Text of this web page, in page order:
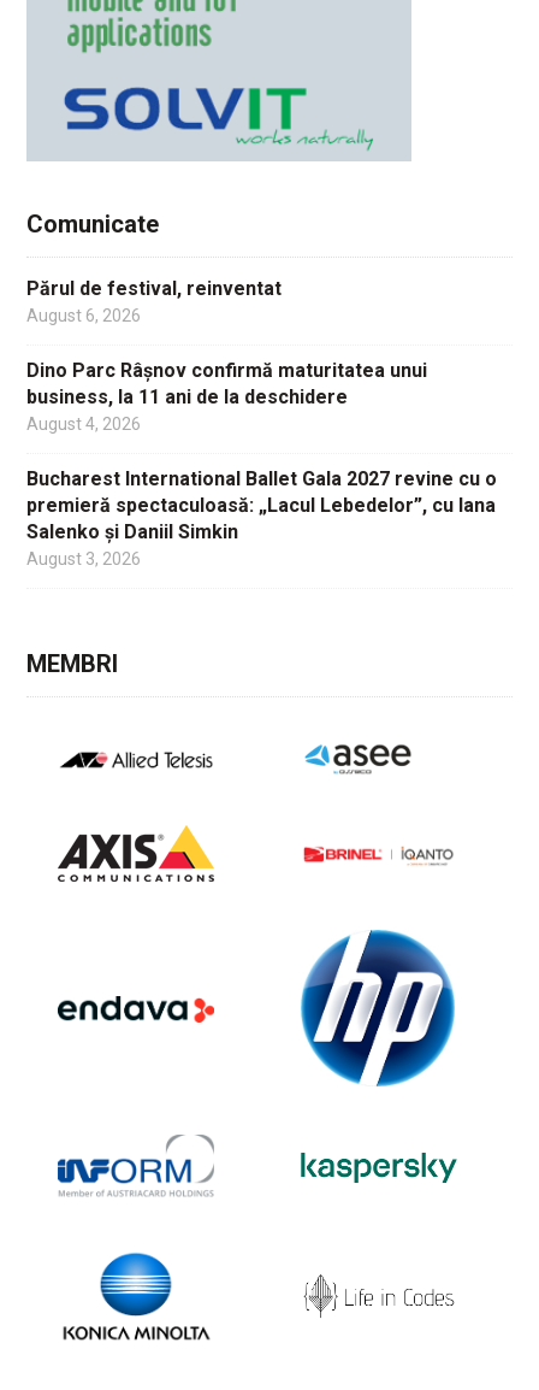
Comunicate
Părul de festival, reinventat
August 6, 2026
Dino Parc Râșnov confirmă maturitatea unui
business, la 11 ani de la deschidere
August 4, 2026
Bucharest International Ballet Gala 2027 revine cu o
premieră spectaculoasă: „Lacul Lebedelor”, cu Iana
Salenko și Daniil Simkin
August 3, 2026
MEMBRI